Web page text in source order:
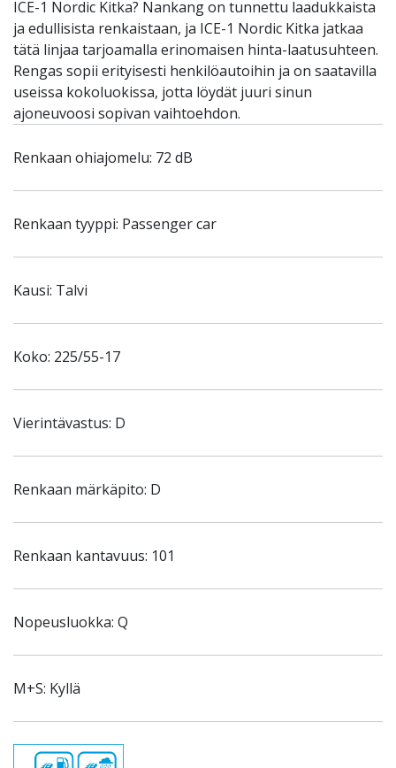
ICE-1 Nordic Kitka? Nankang on tunnettu laadukkaista
ja edullisista renkaistaan, ja ICE-1 Nordic Kitka jatkaa
tätä linjaa tarjoamalla erinomaisen hinta-laatusuhteen.
Rengas sopii erityisesti henkilöautoihin ja on saatavilla
useissa kokoluokissa, jotta löydät juuri sinun
ajoneuvoosi sopivan vaihtoehdon.
Renkaan ohiajomelu: 72 dB
Renkaan tyyppi: Passenger car
Kausi: Talvi
Koko: 225/55-17
Vierintävastus: D
Renkaan märkäpito: D
Renkaan kantavuus: 101
Nopeusluokka: Q
M+S: Kyllä